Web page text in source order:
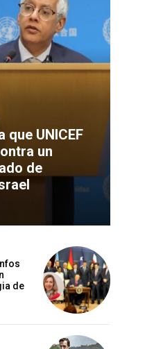
que UNICEF
un
de
de